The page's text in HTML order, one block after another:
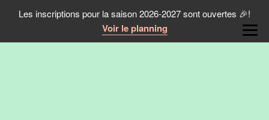
Les inscriptions pour la saison 2026-2027 sont ouvertes 🎉!
Voir le planning